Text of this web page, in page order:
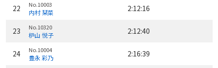
22 No.10003
内村 栞菜 2:12:16
23 No.10320
枦山 悦子 2:12:40
24 No.10004
豊永 彩乃 2:16:39